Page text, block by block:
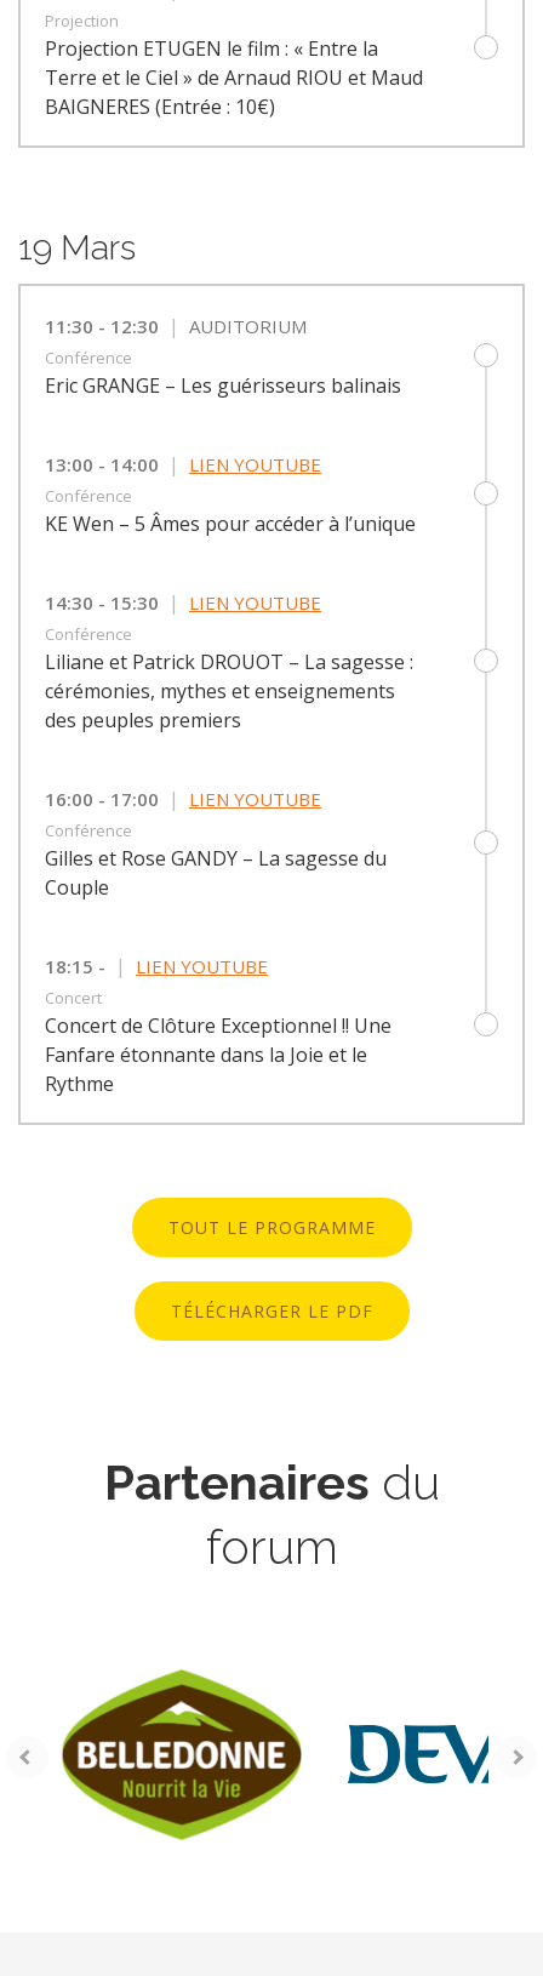
Projection
Projection ETUGEN le film : « Entre la
Terre et le Ciel » de Arnaud RIOU et Maud
BAIGNERES (Entrée : 10€)
19 Mars
11:30 - 12:30 | AUDITORIUM
Conférence
Eric GRANGE – Les guérisseurs balinais
13:00 - 14:00 | LIEN YOUTUBE
Conférence
KE Wen – 5 Âmes pour accéder à l’unique
14:30 - 15:30 | LIEN YOUTUBE
Conférence
Liliane et Patrick DROUOT – La sagesse :
cérémonies, mythes et enseignements
des peuples premiers
16:00 - 17:00 | LIEN YOUTUBE
Conférence
Gilles et Rose GANDY – La sagesse du
Couple
18:15 - | LIEN YOUTUBE
Concert
Concert de Clôture Exceptionnel !! Une
Fanfare étonnante dans la Joie et le
Rythme
TOUT LE PROGRAMME
TÉLÉCHARGER LE PDF
Partenaires du
forum